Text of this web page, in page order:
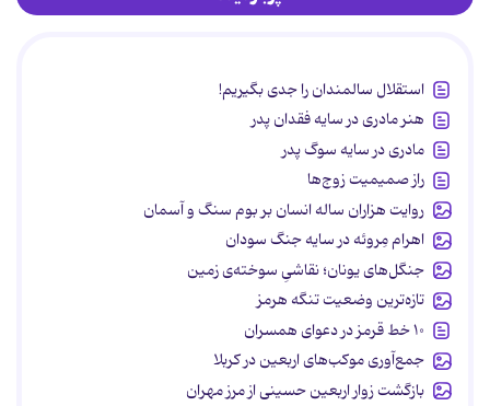
استقلال سالمندان را جدی بگیریم!
هنر مادری در سایه‌ فقدان پدر
مادری در سایه سوگ پدر
راز صمیمیت زوج‌ها
روایت هزاران ساله انسان بر بوم سنگ و آسمان
اهرام مِروئه در سایه جنگ سودان
جنگل‌های یونان؛ نقاشیِ سوخته‌ی زمین
تازه‌ترین وضعیت تنگه هرمز
۱۰ خط قرمز در دعوای همسران
جمع‌آوری موکب‌های اربعین در کربلا
بازگشت زوار اربعین حسینی از مرز مهران